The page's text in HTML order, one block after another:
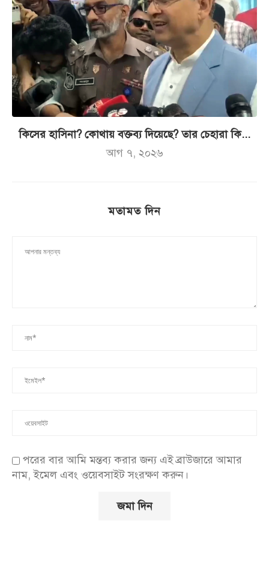
কিসের হাসিনা? কোথায় বক্তব্য দিয়েছে? তার চেহারা কি...
আগ ৭, ২০২৬
মতামত দিন
পরের বার আমি মন্তব্য করার জন্য এই ব্রাউজারে আমার
নাম, ইমেল এবং ওয়েবসাইট সংরক্ষণ করুন।